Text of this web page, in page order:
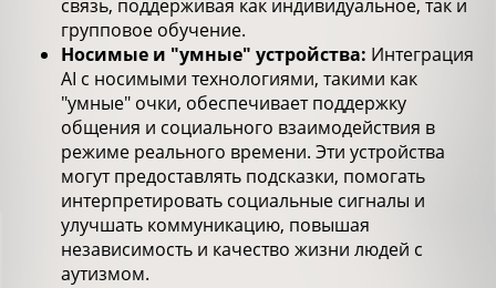
связь, поддерживая как индивидуальное, так и
групповое обучение.
Носимые и "умные" устройства: Интеграция
AI с носимыми технологиями, такими как
"умные" очки, обеспечивает поддержку
общения и социального взаимодействия в
режиме реального времени. Эти устройства
могут предоставлять подсказки, помогать
интерпретировать социальные сигналы и
улучшать коммуникацию, повышая
независимость и качество жизни людей с
аутизмом.